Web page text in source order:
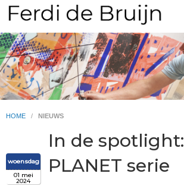
HOME / NIEUWS
In de spotlight:
PLANET serie
woensdag
01 mei
2024